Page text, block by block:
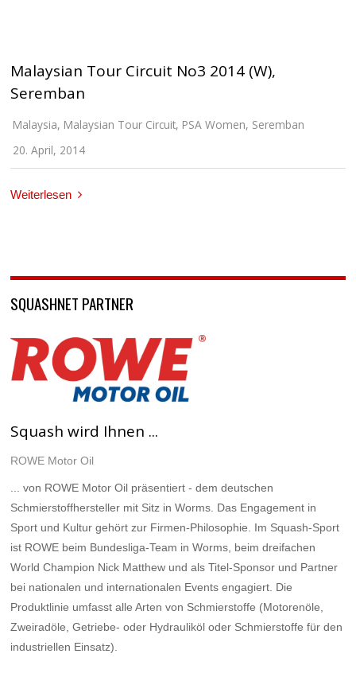
Malaysian Tour Circuit No3 2014 (W),
Seremban
Malaysia, Malaysian Tour Circuit, PSA Women, Seremban
20. April, 2014
Weiterlesen
SQUASHNET PARTNER
Squash wird Ihnen ...
ROWE Motor Oil
... von ROWE Motor Oil präsentiert - dem deutschen
Schmierstoffhersteller mit Sitz in Worms. Das Engagement in
Sport und Kultur gehört zur Firmen-Philosophie. Im Squash-Sport
ist ROWE beim Bundesliga-Team in Worms, beim dreifachen
World Champion Nick Matthew und als Titel-Sponsor und Partner
bei nationalen und internationalen Events engagiert. Die
Produktlinie umfasst alle Arten von Schmierstoffe (Motorenöle,
Zweiradöle, Getriebe- oder Hydrauliköl oder Schmierstoffe für den
industriellen Einsatz).